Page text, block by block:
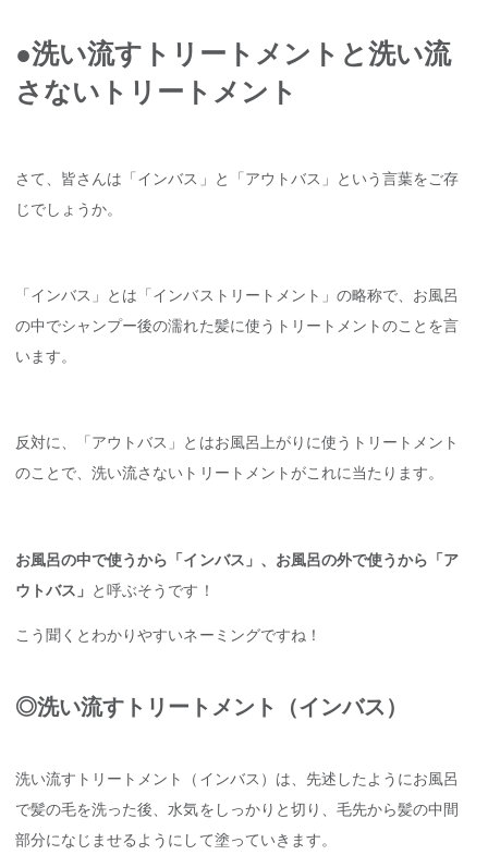
●洗い流すトリートメントと洗い流
さないトリートメント
さて、皆さんは「インバス」と「アウトバス」という言葉をご存
じでしょうか。
「インバス」とは「インバストリートメント」の略称で、お風呂
の中でシャンプー後の濡れた髪に使うトリートメントのことを言
います。
反対に、「アウトバス」とはお風呂上がりに使うトリートメント
のことで、洗い流さないトリートメントがこれに当たります。
お風呂の中で使うから「インバス」、お風呂の外で使うから「ア
ウトバス」 と呼ぶそうです！
こう聞くとわかりやすいネーミングですね！
◎洗い流すトリートメント（インバス）
洗い流すトリートメント（インバス）は、先述したようにお風呂
で髪の毛を洗った後、水気をしっかりと切り、毛先から髪の中間
部分になじませるようにして塗っていきます。